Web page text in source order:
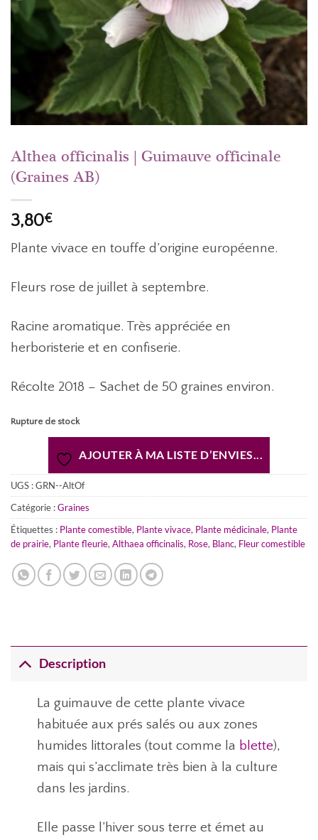
Althea officinalis | Guimauve officinale
(Graines AB)
3,80€
Plante vivace en touffe d’origine européenne.
Fleurs rose de juillet à septembre.
Racine aromatique. Très appréciée en
herboristerie et en confiserie.
Récolte 2018 – Sachet de 50 graines environ.
Rupture de stock
AJOUTER À MA LISTE D’ENVIES...
UGS :GRN--AltOf
Catégorie :Graines
Étiquettes : Plante comestible, Plante vivace, Plante médicinale, Plante
de prairie, Plante fleurie, Althaea officinalis, Rose, Blanc, Fleur comestible
Description
La guimauve de cette plante vivace
habituée aux prés salés ou aux zones
humides littorales (tout comme la blette),
mais qui s’acclimate très bien à la culture
dans les jardins.
Elle passe l’hiver sous terre et émet au